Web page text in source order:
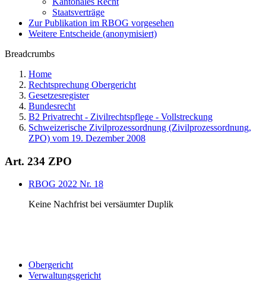
Staatsverträge
Zur Publikation im RBOG vorgesehen
Weitere Entscheide (anonymisiert)
Breadcrumbs
Home
Rechtsprechung Obergericht
Gesetzesregister
Bundesrecht
B2 Privatrecht - Zivilrechtspflege - Vollstreckung
Schweizerische Zivilprozessordnung (Zivilprozessordnung,
ZPO) vom 19. Dezember 2008
Art. 234 ZPO
RBOG 2022 Nr. 18
Keine Nachfrist bei versäumter Duplik
Obergericht
Verwaltungsgericht